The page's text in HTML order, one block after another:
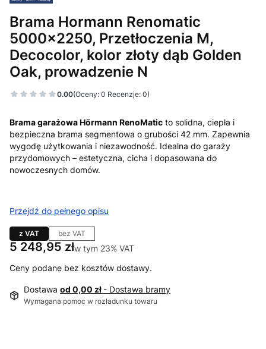
Brama Hormann Renomatic
5000x2250, Przetłoczenia M,
Decocolor, kolor złoty dąb Golden
Oak, prowadzenie N
0.00(Oceny: 0 Recenzje: 0)
Brama garażowa Hörmann RenoMatic to solidna, ciepła i
bezpieczna brama segmentowa o grubości 42 mm. Zapewnia
wygodę użytkowania i niezawodność. Idealna do garaży
przydomowych – estetyczna, cicha i dopasowana do
nowoczesnych domów.
Przejdź do pełnego opisu
z VAT bez VAT
Cena
5 248,95 złw tym 23% VAT
w tym 23% VAT
Ceny podane bez kosztów dostawy.
Dostawa od 0,00 zł - Dostawa bramy
Wymagana pomoc w rozładunku towaru